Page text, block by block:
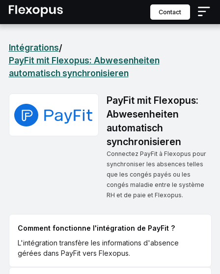
contact
Intégrations/
PayFit mit Flexopus: Abwesenheiten
automatisch synchronisieren
PayFit mit Flexopus:
Abwesenheiten
automatisch
synchronisieren
Connectez PayFit à Flexopus pour
synchroniser les absences telles
que les congés payés ou les
congés maladie entre le système
RH et de paie et Flexopus.
Comment fonctionne l'intégration de PayFit ?
L'intégration transfère les informations d'absence
gérées dans PayFit vers Flexopus.